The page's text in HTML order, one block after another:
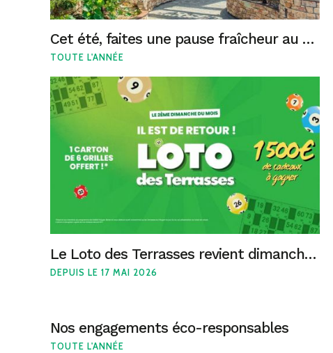
Cet été, faites une pause fraîcheur au Polygone Béziers
TOUTE L'ANNÉE
Le Loto des Terrasses revient dimanche 14 juin !
DEPUIS LE 17 MAI 2026
Nos engagements éco-responsables
TOUTE L'ANNÉE